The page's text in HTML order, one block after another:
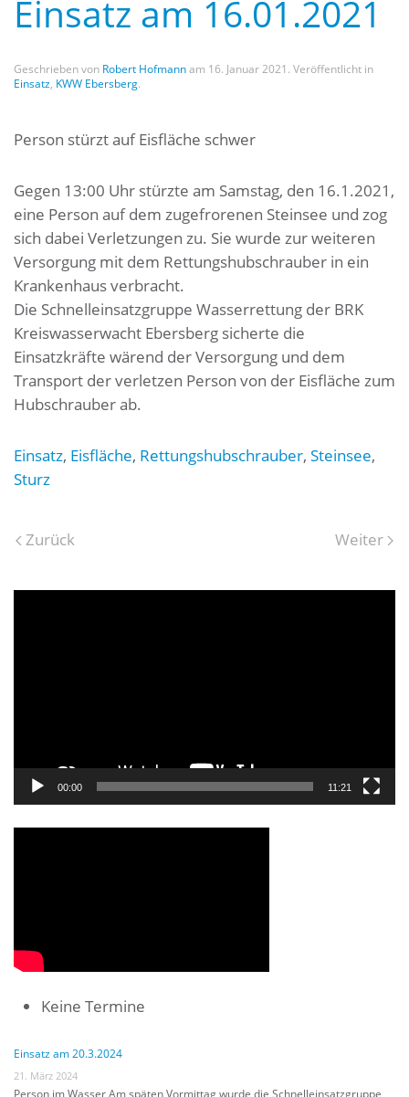
Einsatz am 16.01.2021
Geschrieben von Robert Hofmannam 16. Januar 2021 . Veröffentlicht in
Einsatz, KWW Ebersberg.
Person stürzt auf Eisfläche schwer
Gegen 13:00 Uhr stürzte am Samstag, den 16.1.2021,
eine Person auf dem zugefrorenen Steinsee und zog
sich dabei Verletzungen zu. Sie wurde zur weiteren
Versorgung mit dem Rettungshubschrauber in ein
Krankenhaus verbracht.
Die Schnelleinsatzgruppe Wasserrettung der BRK
Kreiswasserwacht Ebersberg sicherte die
Einsatzkräfte wärend der Versorgung und dem
Transport der verletzen Person von der Eisfläche zum
Hubschrauber ab.
Einsatz, Eisfläche, Rettungshubschrauber, Steinsee,
Sturz
Zurück Weiter
00:00 11:21
Keine Termine
Einsatz am 20.3.2024
21. März 2024